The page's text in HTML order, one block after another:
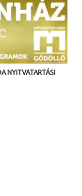
NYITVATARTÁSI